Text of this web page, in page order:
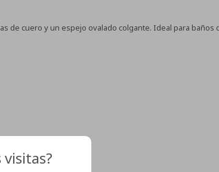
de cuero y un espejo ovalado colgante. Ideal para baños
visitas?